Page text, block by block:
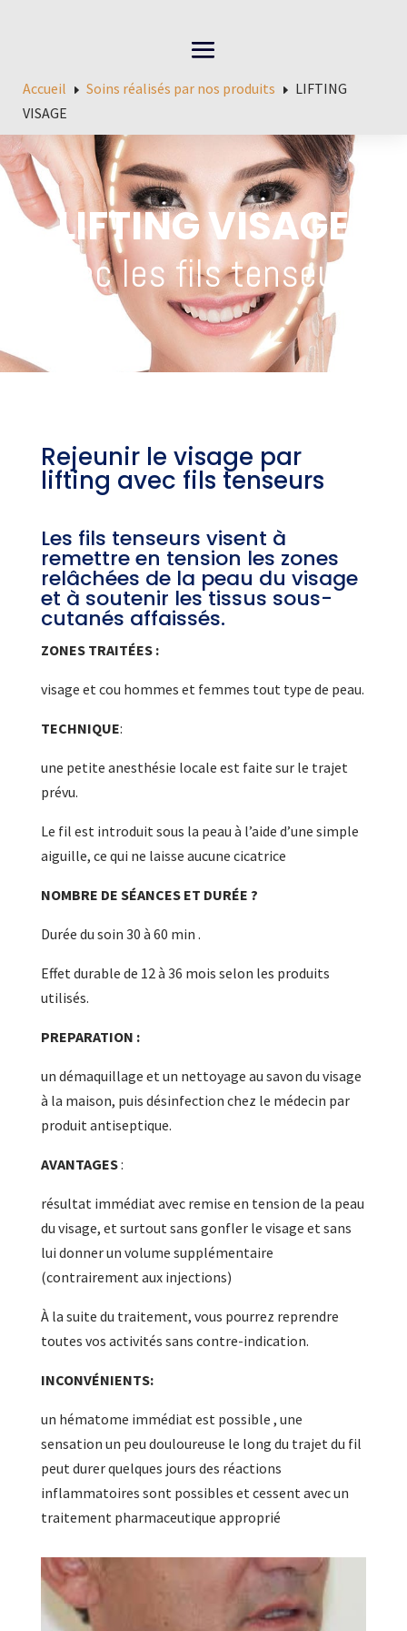
Accueil E Soins réalisés par nos produits E LIFTING
VISAGE
LIFTING VISAGE
avec les fils tenseurs
Rejeunir le visage par
lifting avec fils tenseurs
Les fils tenseurs visent à
remettre en tension les zones
relâchées de la peau du visage
et à soutenir les tissus sous-
cutanés affaissés.
ZONES TRAITÉES :
visage et cou hommes et femmes tout type de peau.
TECHNIQUE:
une petite anesthésie locale est faite sur le trajet
prévu.
Le fil est introduit sous la peau à l’aide d’une simple
aiguille, ce qui ne laisse aucune cicatrice
NOMBRE DE SÉANCES ET DURÉE ?
Durée du soin 30 à 60 min .
Effet durable de 12 à 36 mois selon les produits
utilisés.
PREPARATION :
un démaquillage et un nettoyage au savon du visage
à la maison, puis désinfection chez le médecin par
produit antiseptique.
AVANTAGES:
résultat immédiat avec remise en tension de la peau
du visage, et surtout sans gonfler le visage et sans
lui donner un volume supplémentaire
(contrairement aux injections)
À la suite du traitement, vous pourrez reprendre
toutes vos activités sans contre-indication.
INCONVÉNIENTS:
un hématome immédiat est possible , une
sensation un peu douloureuse le long du trajet du fil
peut durer quelques jours des réactions
inflammatoires sont possibles et cessent avec un
traitement pharmaceutique approprié